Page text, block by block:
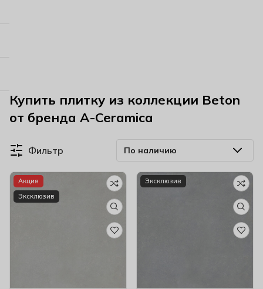
Купить плитку из коллекции Beton
от бренда A-Ceramica
Фильтр
Акция
Эксклюзив
Эксклюзив